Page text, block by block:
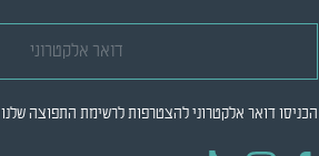
הכניסו דואר אלקטרוני להצטרפות לרשימת התפוצה שלנו